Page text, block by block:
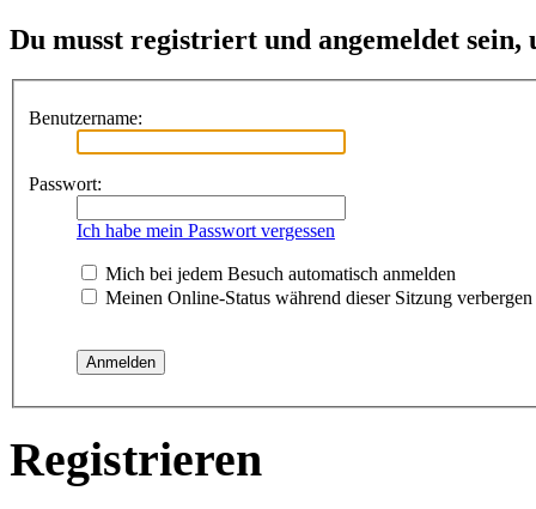
Du musst registriert und angemeldet
Benutzername:
Passwort:
Ich habe mein Passwort vergessen
Mich bei jedem Besuch automatisch anmelden
Meinen Online-Status während dieser Sitzung verbergen
Registrieren